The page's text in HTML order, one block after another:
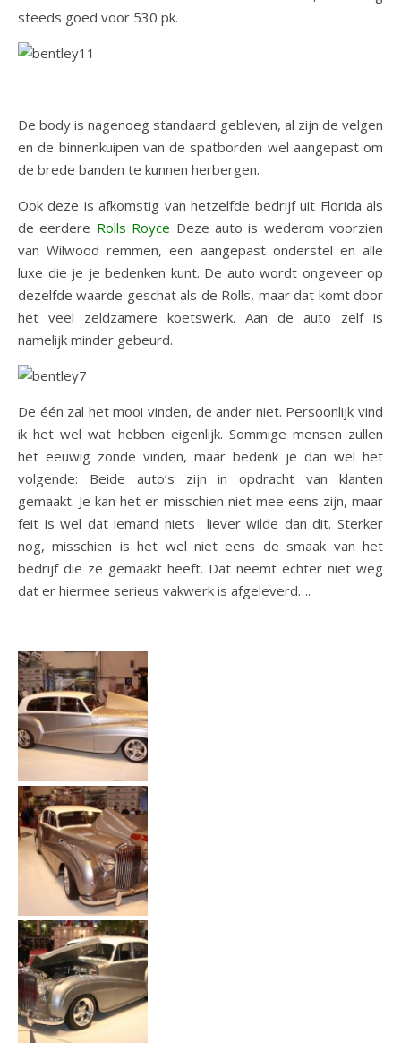
steeds goed voor 530 pk.
De body is nagenoeg standaard gebleven, al zijn de velgen
en de binnenkuipen van de spatborden wel aangepast om
de brede banden te kunnen herbergen.
Ook deze is afkomstig van hetzelfde bedrijf uit Florida als
de eerdere Rolls Royce Deze auto is wederom voorzien
van Wilwood remmen, een aangepast onderstel en alle
luxe die je je bedenken kunt. De auto wordt ongeveer op
dezelfde waarde geschat als de Rolls, maar dat komt door
het veel zeldzamere koetswerk. Aan de auto zelf is
namelijk minder gebeurd.
De één zal het mooi vinden, de ander niet. Persoonlijk vind
ik het wel wat hebben eigenlijk. Sommige mensen zullen
het eeuwig zonde vinden, maar bedenk je dan wel het
volgende: Beide auto’s zijn in opdracht van klanten
gemaakt. Je kan het er misschien niet mee eens zijn, maar
feit is wel dat iemand niets liever wilde dan dit. Sterker
nog, misschien is het wel niet eens de smaak van het
bedrijf die ze gemaakt heeft. Dat neemt echter niet weg
dat er hiermee serieus vakwerk is afgeleverd….